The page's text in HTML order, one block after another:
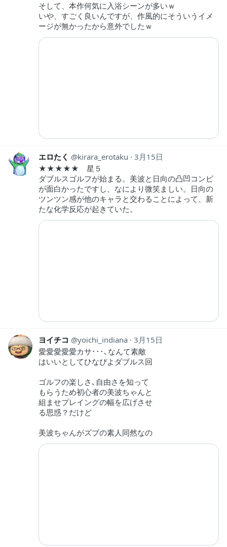
そして、本作何気に入浴シーンが多いｗ
いや、すごく良いんですが、作風的にそういうイメ
ージが無かったから意外でしたｗ
エロたく kirara_erotaku
3月15日
★★★★★ 星５
ダブルスゴルフが始まる。美波と日向の凸凹コンビ
が面白かったですし、なにより微笑ましい。日向の
ツンツン感が他のキャラと交わることによって、新
たな化学反応が起きていた。
ヨイチコ yoichi_indiana 3月15日
愛愛愛愛愛カサ･･･､なんて素敵
はいいとしてひなぴよダブルス回
ゴルフの楽しさ､自由さを知って
もらうため初心者の美波ちゃんと
組ませプレイングの幅を広げさせ
る思惑？だけど
美波ちゃんがズブの素人同然なの